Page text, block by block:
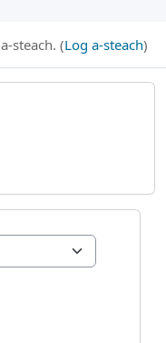
steach. (Log a-steach)